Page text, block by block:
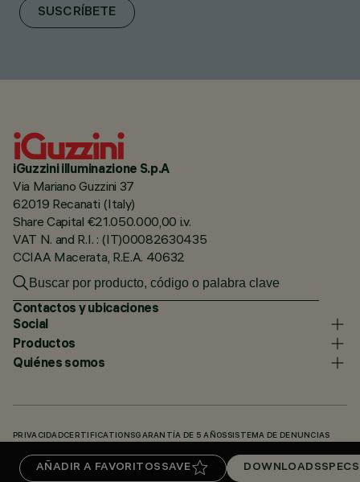
AÑADIR A FAVORITOS SAVE DOWNLOADSSPECS
SUSCRÍBETE
iGuzzini illuminazione S.p.A
Via Mariano Guzzini 37
62019 Recanati (Italy)
Share Capital €21.050.000,00 i.v.
VAT N. and R.I. : (IT)00082630435
CCIAA Macerata, R.E.A. 40632
Contactos y ubicaciones
Social
Productos
Quiénes somos
PRIVACIDADCERTIFICATIONSGARANTÍA DE 5 AÑOS SISTEMA DE DENUNCIAS
KNOWLEDGE BASE (LOGIN REQUIRED)DOWNLOADS